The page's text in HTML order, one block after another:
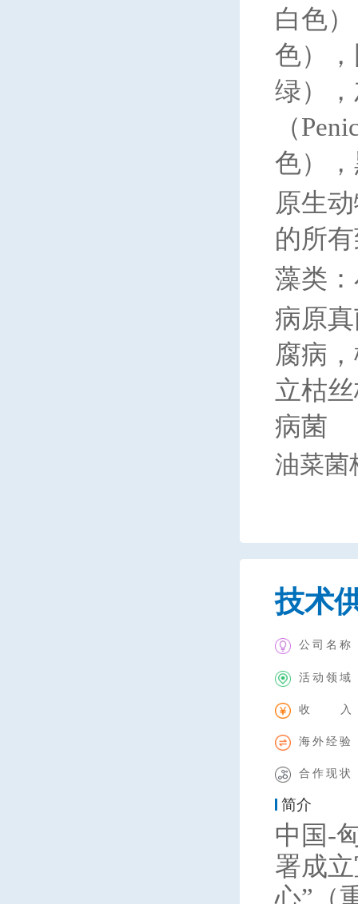
白色
色）
绿）
（
色）
原生
的所
藻类
病原
腐病
立枯
病菌
油菜菌
技术
公司名称
活动领域
收 入
海外经验
合作现状
简介
中国-
署成
心”（